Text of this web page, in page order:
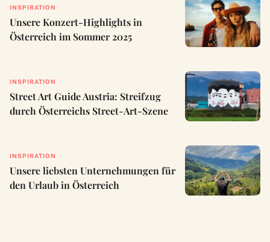
INSPIRATION
Unsere Konzert-Highlights in
Österreich im Sommer 2025
INSPIRATION
Street Art Guide Austria: Streifzug
durch Österreichs Street-Art-Szene
INSPIRATION
Unsere liebsten Unternehmungen für
den Urlaub in Österreich